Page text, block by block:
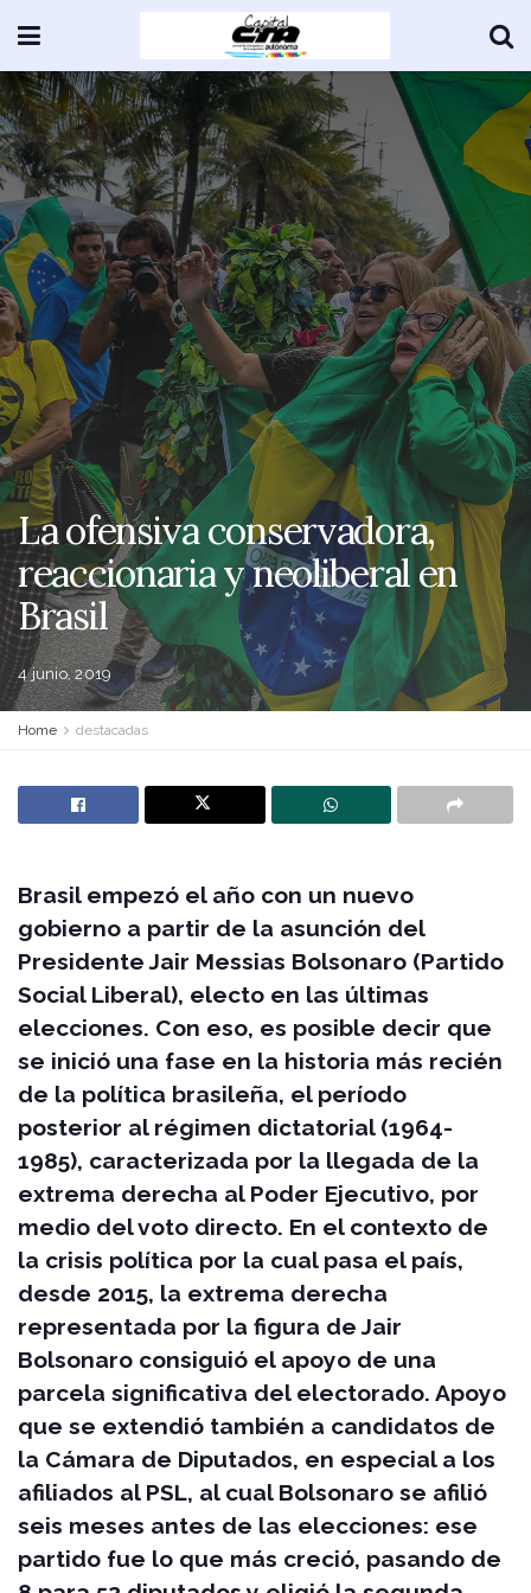
La ofensiva conservadora,
reaccionaria y neoliberal en
Brasil
4 junio, 2019
Home destacadas
Brasil empezó el año con un nuevo
gobierno a partir de la asunción del
Presidente Jair Messias Bolsonaro (Partido
Social Liberal), electo en las últimas
elecciones. Con eso, es posible decir que
se inició una fase en la historia más recién
de la política brasileña, el período
posterior al régimen dictatorial (1964-
1985), caracterizada por la llegada de la
extrema derecha al Poder Ejecutivo, por
medio del voto directo. En el contexto de
la crisis política por la cual pasa el país,
desde 2015, la extrema derecha
representada por la figura de Jair
Bolsonaro consiguió el apoyo de una
parcela significativa del electorado. Apoyo
que se extendió también a candidatos de
la Cámara de Diputados, en especial a los
afiliados al PSL, al cual Bolsonaro se afilió
seis meses antes de las elecciones: ese
partido fue lo que más creció, pasando de